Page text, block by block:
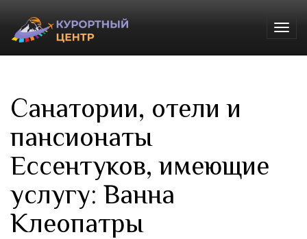
Санатории, отели и
пансионаты
Ессентуков, имеющие
услугу: Ванна
Клеопатры